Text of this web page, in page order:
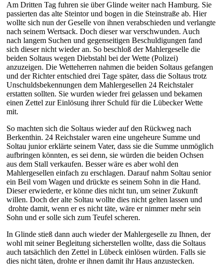
Am Dritten Tag fuhren sie über Glinde weiter nach Hamburg. Sie
passierten das alte Steintor und bogen in die Steinstraße ab. Hier
wollte sich nun der Geselle von ihnen verabschieden und verlangte
nach seinem Wertsack. Doch dieser war verschwunden. Auch
nach langem Suchen und gegenseitigen Beschuldigungen fand
sich dieser nicht wieder an. So beschloß der Mahlergeselle die
beiden Soltaus wegen Diebstahl bei der Wette (Polizei)
anzuzeigen. Die Wetteherren nahmen die beiden Soltaus gefangen
und der Richter entschied drei Tage später, dass die Soltaus trotz
Unschuldsbekennungen dem Mahlergesellen 24 Reichstaler
erstatten sollten. Sie wurden wieder frei gelassen und bekamen
einen Zettel zur Einlösung ihrer Schuld für die Lübecker Wette
mit.
So machten sich die Soltaus wieder auf den Rückweg nach
Berkenthin. 24 Reichstaler waren eine ungeheure Summe und
Soltau junior erklärte seinem Vater, dass sie die Summe unmöglich
aufbringen könnten, es sei denn, sie würden die beiden Ochsen
aus dem Stall verkaufen. Besser wäre es aber wohl den
Mahlergesellen einfach zu erschlagen. Darauf nahm Soltau senior
ein Beil vom Wagen und drückte es seinem Sohn in die Hand.
Dieser erwiederte, er könne dies nicht tun, um seiner Zukunft
willen. Doch der alte Soltau wollte dies nicht gelten lassen und
drohte damit, wenn er es nicht täte, wäre er nimmer mehr sein
Sohn und er solle sich zum Teufel scheren.
In Glinde stieß dann auch wieder der Mahlergeselle zu Ihnen, der
wohl mit seiner Begleitung sicherstellen wollte, dass die Soltaus
auch tatsächlich den Zettel in Lübeck einlösen würden. Falls sie
dies nicht täten, drohte er ihnen damit ihr Haus anzustecken.